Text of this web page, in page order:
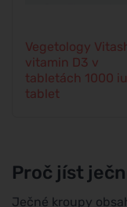
Vegetology
vitamin D3 v
tabletách 1000
tablet
Proč jíst
Ječné kroupy